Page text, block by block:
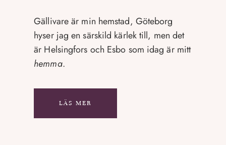
Gällivare är min hemstad, Göteborg
hyser jag en särskild kärlek till, men det
är Helsingfors och Esbo som idag är mitt
hemma.
LÄS MER